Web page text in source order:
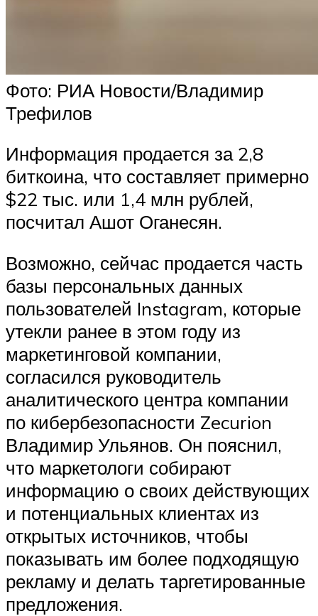
Фото: РИА Новости/Владимир
Трефилов
Информация продается за 2,8
биткоина, что составляет примерно
$22 тыс. или 1,4 млн рублей,
посчитал Ашот Оганесян.
Возможно, сейчас продается часть
базы персональных данных
пользователей Instagram, которые
утекли ранее в этом году из
маркетинговой компании,
согласился руководитель
аналитического центра компании
по кибербезопасности Zecurion
Владимир Ульянов. Он пояснил,
что маркетологи собирают
информацию о своих действующих
и потенциальных клиентах из
открытых источников, чтобы
показывать им более подходящую
рекламу и делать таргетированные
предложения.